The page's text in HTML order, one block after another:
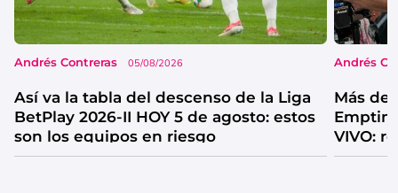
Andrés Contreras 05/08/2026
Así va la tabla del descenso de la Liga
BetPlay 2026-II HOY 5 de agosto: estos
son los equipos en riesgo
Andrés
Más de
VIVO:
sonó